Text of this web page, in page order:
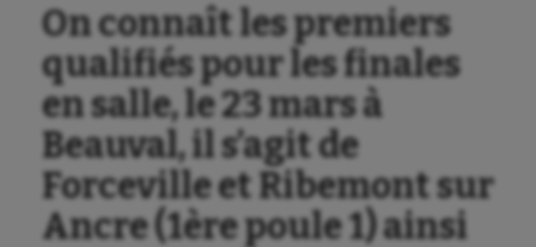
On connaît les premiers
qualifiés pour les finales
en salle, le 23 mars à
Beauval, il s’agit de
Forceville et Ribemont sur
Ancre (1ère poule 1) ainsi